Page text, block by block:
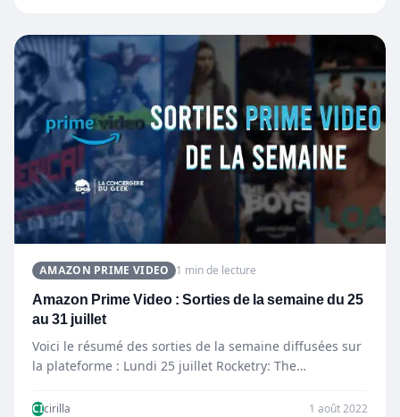
AMAZON PRIME VIDEO 1 min de lecture
Amazon Prime Video : Sorties de la semaine du 25
au 31 juillet
Voici le résumé des sorties de la semaine diffusées sur
la plateforme : Lundi 25 juillet Rocketry: The…
CIcirilla 1 août 2022